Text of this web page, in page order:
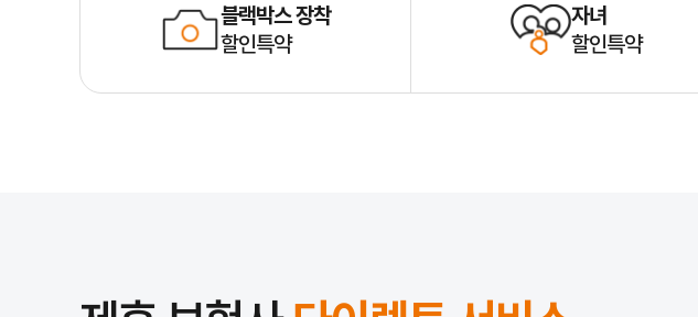
블랙박스 장착
할인특약
자녀
할인특약
개인용 자동차보험은 개인이 소유한 법정 정원 10인승 이하의 자가용 승용차를 대상으로 하며, 주로